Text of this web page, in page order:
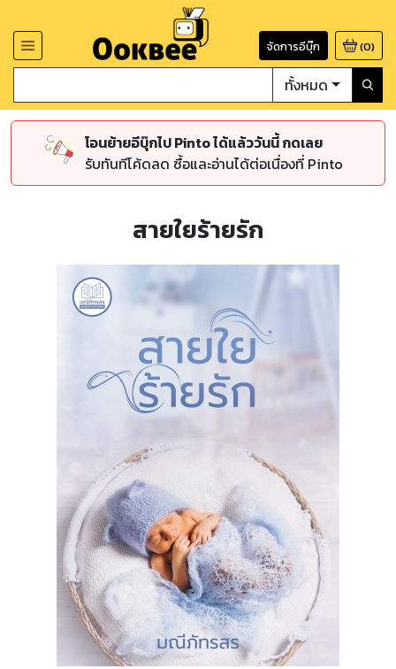
จัดการอีบุ๊ก (0)
ทั้งหมด
โอนย้ายอีบุ๊กไป Pinto ได้แล้ววันนี้ กดเลย
รับทันทีโค้ดลด ซื้อและอ่านได้ต่อเนื่องที่ Pinto
สายใยร้ายรัก